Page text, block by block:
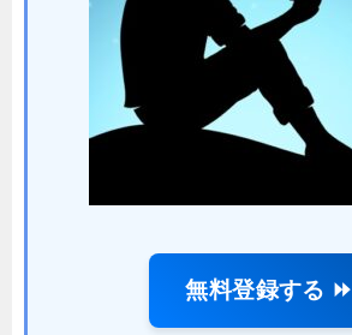
無料登録する ⏩